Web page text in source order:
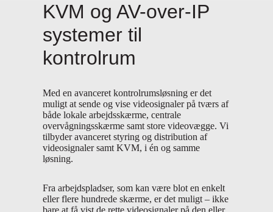
KVM og AV-over-IP
systemer til
kontrolrum
Med en avanceret kontrolrumsløsning er det
muligt at sende og vise videosignaler på tværs af
både lokale arbejdsskærme, centrale
overvågningsskærme samt store videovægge. Vi
tilbyder avanceret styring og distribution af
videosignaler samt KVM, i én og samme
løsning.
Fra arbejdspladser, som kan være blot en enkelt
eller flere hundrede skærme, er det muligt – ikke
bare at få vist de rette videosignaler på den eller